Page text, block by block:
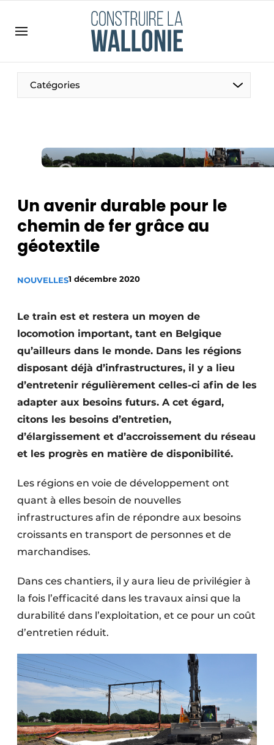
Emploi
Enregistrer une offre d’emploi
Meest gelezen
Podcasts
Privacy / Cookie statement
S’inscrire à l’événement
Catégories
Construction bois
Contrôle d’accès
Éclairage
Fondations
Façades
Géotextiles
Infrastructures souterraines et égouttage
Rénovation
Sécurité incendie
Techniques ferroviaires
Travaux ferroviaires
Un avenir durable pour le
chemin de fer grâce au
géotextile
NOUVELLES1 décembre 2020
Le train est et restera un moyen de
locomotion important, tant en Belgique
qu’ailleurs dans le monde. Dans les régions
disposant déjà d’infrastructures, il y a lieu
d’entretenir régulièrement celles-ci afin de les
adapter aux besoins futurs. A cet égard,
citons les besoins d’entretien,
d’élargissement et d’accroissement du réseau
et les progrès en matière de disponibilité.
Les régions en voie de développement ont
quant à elles besoin de nouvelles
infrastructures afin de répondre aux besoins
croissants en transport de personnes et de
marchandises.
Dans ces chantiers, il y aura lieu de privilégier à
la fois l’efficacité dans les travaux ainsi que la
durabilité dans l’exploitation, et ce pour un coût
d’entretien réduit.